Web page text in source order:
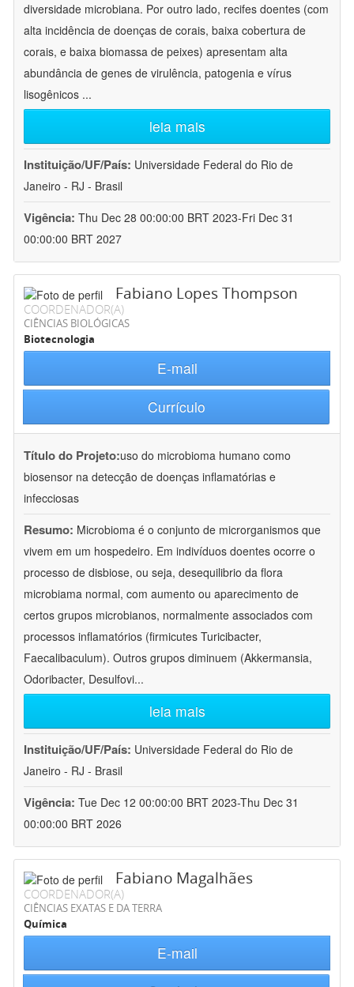
diversidade microbiana. Por outro lado, recifes doentes (com
alta incidência de doenças de corais, baixa cobertura de
corais, e baixa biomassa de peixes) apresentam alta
abundância de genes de virulência, patogenia e vírus
lisogênicos ...
leia mais
Instituição/UF/País: Universidade Federal do Rio de
Janeiro - RJ - Brasil
Vigência: Thu Dec 28 00:00:00 BRT 2023-Fri Dec 31
00:00:00 BRT 2027
Fabiano Lopes Thompson
COORDENADOR(A)
CIÊNCIAS BIOLÓGICAS
Biotecnologia
E-mail
Currículo
Título do Projeto:uso do microbioma humano como
biosensor na detecção de doenças inflamatórias e
infecciosas
Resumo: Microbioma é o conjunto de microrganismos que
vivem em um hospedeiro. Em indivíduos doentes ocorre o
processo de disbiose, ou seja, desequilibrio da flora
microbiama normal, com aumento ou aparecimento de
certos grupos microbianos, normalmente associados com
processos inflamatórios (firmicutes Turicibacter,
Faecalibaculum). Outros grupos diminuem (Akkermansia,
Odoribacter, Desulfovi...
leia mais
Instituição/UF/País: Universidade Federal do Rio de
Janeiro - RJ - Brasil
Vigência: Tue Dec 12 00:00:00 BRT 2023-Thu Dec 31
00:00:00 BRT 2026
Fabiano Magalhães
COORDENADOR(A)
CIÊNCIAS EXATAS E DA TERRA
Química
E-mail